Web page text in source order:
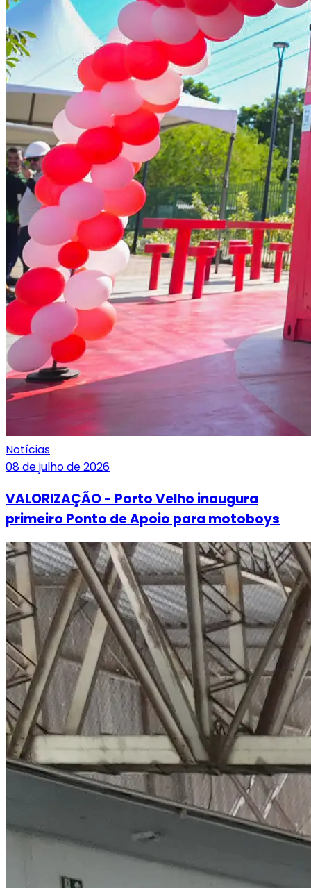
Notícias
08 de julho de 2026
VALORIZAÇÃO - Porto Velho inaugura
primeiro Ponto de Apoio para motoboys